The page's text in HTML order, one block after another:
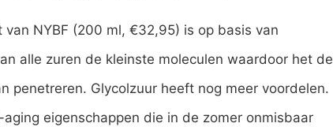
NYBF (200 ml, €32,95) is op basis van
alle zuren de kleinste moleculen waardoor het de
penetreren. Glycolzuur heeft nog meer voordelen.
eigenschappen die in de zomer onmisbaar